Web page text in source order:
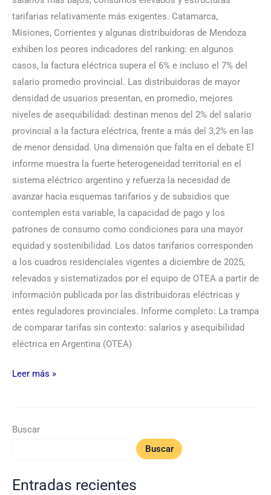
tarifarias relativamente más exigentes. Catamarca,
Misiones, Corrientes y algunas distribuidoras de Mendoza
exhiben los peores indicadores del ranking: en algunos
casos, la factura eléctrica supera el 6% e incluso el 7% del
salario promedio provincial. Las distribuidoras de mayor
densidad de usuarios presentan, en promedio, mejores
niveles de asequibilidad: destinan menos del 2% del salario
provincial a la factura eléctrica, frente a más del 3,2% en las
de menor densidad. Una dimensión que falta en el debate El
informe muestra la fuerte heterogeneidad territorial en el
sistema eléctrico argentino y refuerza la necesidad de
avanzar hacia esquemas tarifarios y de subsidios que
contemplen esta variable, la capacidad de pago y los
patrones de consumo como condiciones para una mayor
equidad y sostenibilidad. Los datos tarifarios corresponden
a los cuadros residenciales vigentes a diciembre de 2025,
relevados y sistematizados por el equipo de OTEA a partir de
información publicada por las distribuidoras eléctricas y
entes reguladores provinciales. Informe completo: La trampa
de comparar tarifas sin contexto: salarios y asequibilidad
eléctrica en Argentina (OTEA)
Leer más »
Buscar
Buscar
Entradas recientes